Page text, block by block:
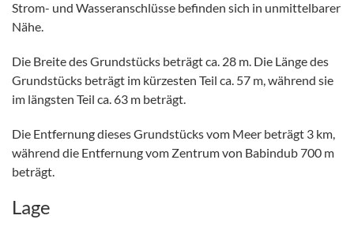
Strom- und Wasseranschlüsse befinden sich in unmittelbarer
Nähe.
Die Breite des Grundstücks beträgt ca. 28 m. Die Länge des
Grundstücks beträgt im kürzesten Teil ca. 57 m, während sie
im längsten Teil ca. 63 m beträgt.
Die Entfernung dieses Grundstücks vom Meer beträgt 3 km,
während die Entfernung vom Zentrum von Babindub 700 m
beträgt.
Lage